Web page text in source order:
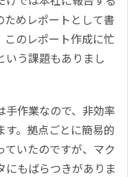
めレポートとして書
のレポート作成に忙
いう課題もありまし
手作業なので、非効率
。拠点ごとに簡易的
いたのですが、マク
にもばらつきがありま